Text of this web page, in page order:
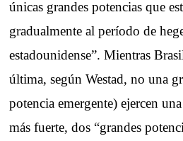
únicas grandes potencias que
gradualmente al período de
estadounidense”. Mientras
última, según Westad, no una
potencia emergente) ejercen
más fuerte, dos “grandes